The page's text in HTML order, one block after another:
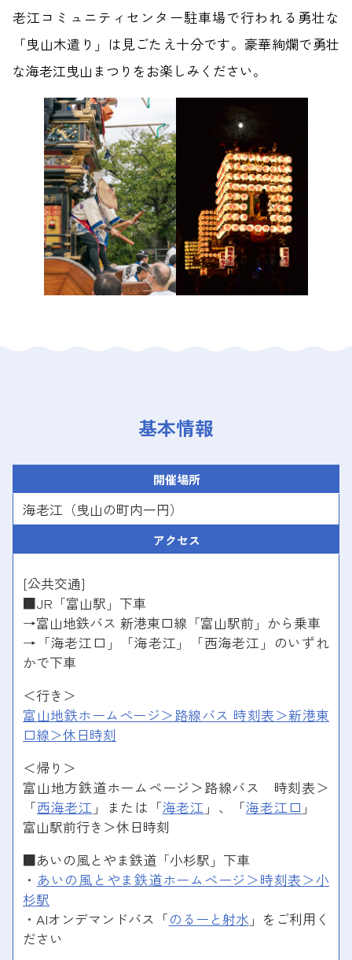
老江コミュニティセンター駐車場で行われる勇壮な
「曳山木遣り」は見ごたえ十分です。豪華絢爛で勇壮
な海老江曳山まつりをお楽しみください。
基本情報
開催場所
海老江（曳山の町内一円）
アクセス
[公共交通]
■JR「富山駅」下車
→富山地鉄バス 新港東口線「富山駅前」から乗車
→「海老江口」「海老江」「西海老江」のいずれ
かで下車
＜行き＞
富山地鉄ホームページ＞路線バス 時刻表＞新港東
口線＞休日時刻
＜帰り＞
富山地方鉄道ホームページ＞路線バス 時刻表＞
「西海老江 」または「海老江 」、「海老江口 」
富山駅前行き＞休日時刻
■あいの風とやま鉄道「小杉駅」下車
・ あいの風とやま鉄道ホームページ＞時刻表＞小
杉駅
・AIオンデマンドバス「のるーと射水 」をご利用く
ださい